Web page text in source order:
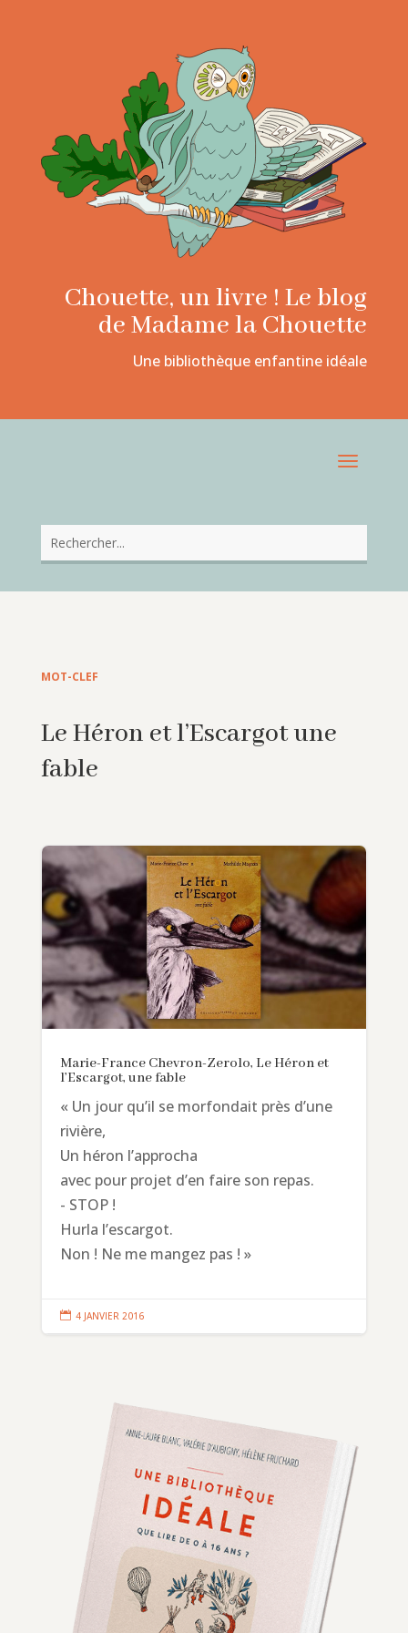
Chouette, un livre ! Le blog
de Madame la Chouette
Une bibliothèque enfantine idéale
MOT-CLEF
Le Héron et l’Escargot une
fable
Marie-France Chevron-Zerolo, Le Héron et
l’Escargot, une fable
« Un jour qu’il se morfondait près d’une
rivière,
Un héron l’approcha
avec pour projet d’en faire son repas.
- STOP !
Hurla l’escargot.
Non ! Ne me mangez pas ! »
 4 JANVIER 2016